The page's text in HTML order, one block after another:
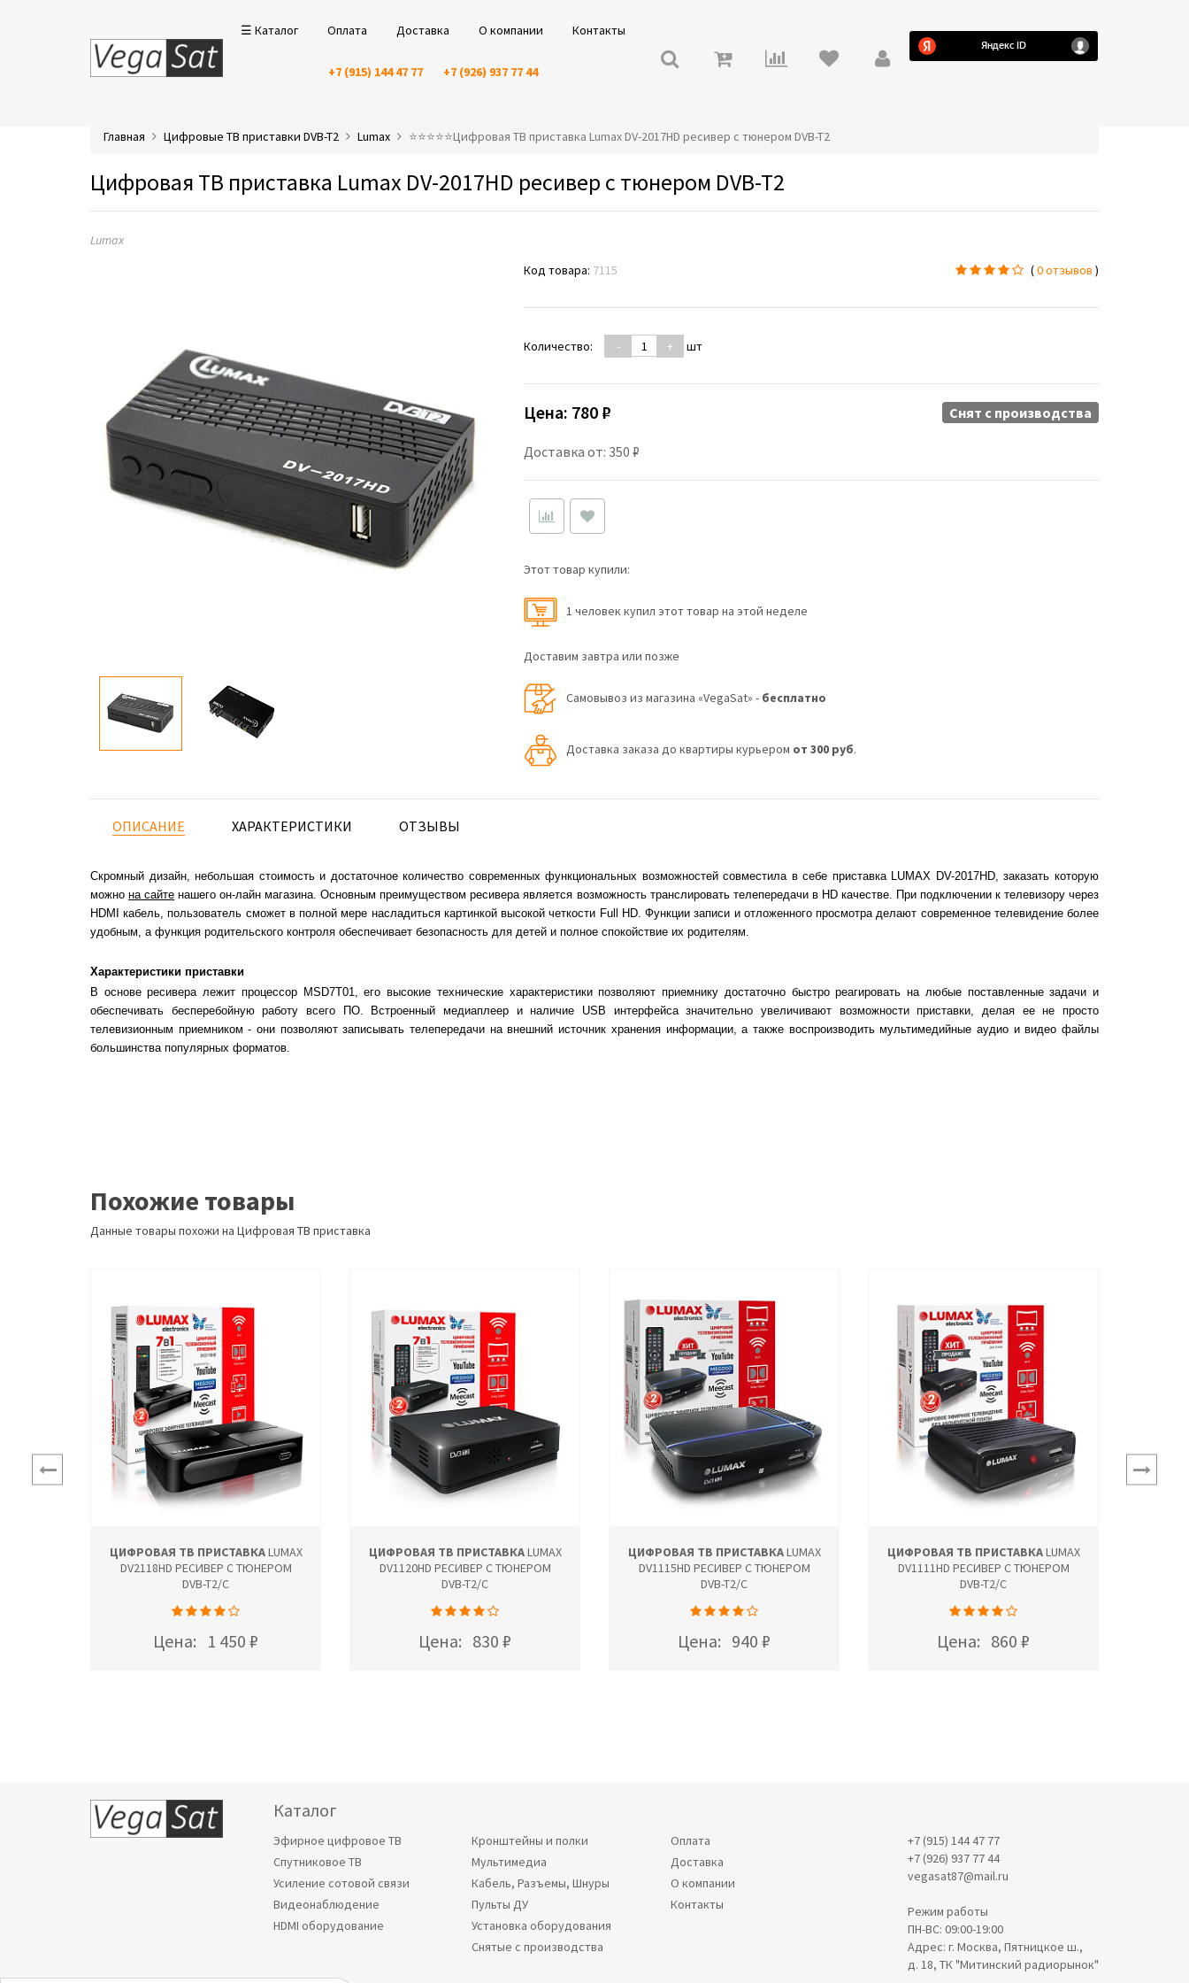
☰ Каталог Оплата Доставка О компании Контакты
+7 (915) 144 47 77 +7 (926) 937 77 44
Главная Цифровые ТВ приставки DVB-T2 Lumax ⭐️⭐️⭐️⭐️⭐️Цифровая ТВ приставка Lumax DV-2017HD ресивер с тюнером DVB-T2
Цифровая ТВ приставка Lumax DV-2017HD ресивер с тюнером DVB-T2
Lumax
Код товара: 7115 (0 отзывов )
Количество: - + шт
Цена: 780 ₽
Доставка от: 350 ₽
Снят c производства
Этот товар купили:
1 человек купил этот товар на этой неделе
Доставим завтра или позже
Самовывоз из магазина «VegaSat» - бесплатно
Доставка заказа до квартиры курьером от 300 руб.
ОПИСАНИЕ ХАРАКТЕРИСТИКИ ОТЗЫВЫ
Скромный дизайн, небольшая стоимость и достаточное количество современных функциональных возможностей совместила в себе приставка LUMAX DV-2017HD, заказать которую
можнона сайте нашего он-лайн магазина. Основным преимуществом ресивера является возможность транслировать телепередачи в HD качестве. При подключении к телевизору через
HDMI кабель, пользователь сможет в полной мере насладиться картинкой высокой четкости Full HD. Функции записи и отложенного просмотра делают современное телевидение более
удобным, а функция родительского контроля обеспечивает безопасность для детей и полное спокойствие их родителям.
Характеристики приставки
В основе ресивера лежит процессор MSD7T01, его высокие технические характеристики позволяют приемнику достаточно быстро реагировать на любые поставленные задачи и
обеспечивать бесперебойную работу всего ПО. Встроенный медиаплеер и наличие USB интерфейса значительно увеличивают возможности приставки, делая ее не просто
телевизионным приемником - они позволяют записывать телепередачи на внешний источник хранения информации, а также воспроизводить мультимедийные аудио и видео файлы
большинства популярных форматов.
Похожие товары
Данные товары похожи на Цифровая ТВ приставка
ЦИФРОВАЯ ТВ ПРИСТАВКАLUMAX
DV2118HD РЕСИВЕР С ТЮНЕРОМ
DVB-T2/C
Цена: 1 450 ₽
ЦИФРОВАЯ ТВ ПРИСТАВКАLUMAX
DV1120HD РЕСИВЕР С ТЮНЕРОМ
DVB-T2/C
Цена: 830 ₽
ЦИФРОВАЯ ТВ ПРИСТАВКАLUMAX
DV1115HD РЕСИВЕР С ТЮНЕРОМ
DVB-T2/C
Цена: 940 ₽
ЦИФРОВАЯ ТВ ПРИСТАВКАLUMAX
DV1111HD РЕСИВЕР С ТЮНЕРОМ
DVB-T2/C
Цена: 860 ₽
Каталог
Эфирное цифровое ТВ
Спутниковое ТВ
Усиление сотовой связи
Видеонаблюдение
HDMI оборудование
Кронштейны и полки
Мультимедиа
Кабель, Разъемы, Шнуры
Пульты ДУ
Установка оборудования
Снятые с производства
Оплата
Доставка
О компании
Контакты
+7 (915) 144 47 77
+7 (926) 937 77 44
vegasat87@mail.ru
Режим работы
ПН-ВС: 09:00-19:00
Адрес: г. Москва, Пятницкое ш.,
д. 18, ТК "Митинский радиорынок"